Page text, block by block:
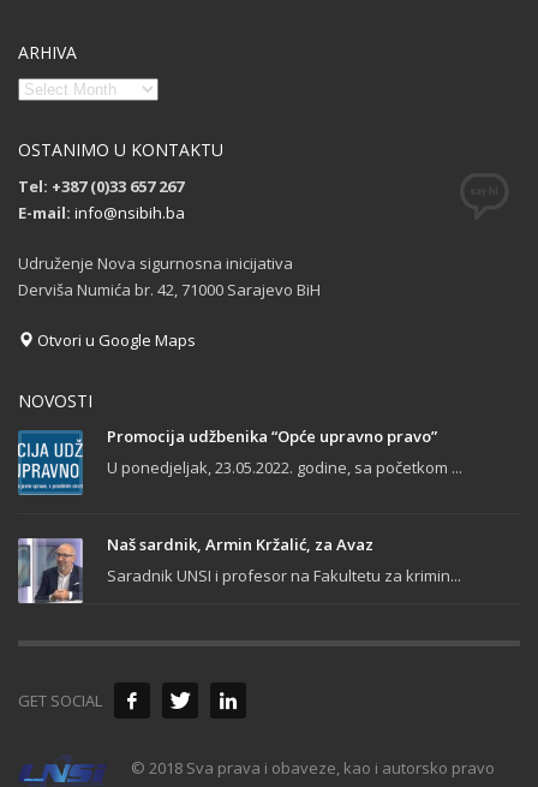
ARHIVA
OSTANIMO U KONTAKTU
Tel: +387 (0)33 657 267
E-mail: info@nsibih.ba
Udruženje Nova sigurnosna inicijativa
Derviša Numića br. 42, 71000 Sarajevo BiH
Otvori u Google Maps
NOVOSTI
Promocija udžbenika “Opće upravno pravo”
U ponedjeljak, 23.05.2022. godine, sa početkom ...
Naš sardnik, Armin Kržalić, za Avaz
Saradnik UNSI i profesor na Fakultetu za krimin...
GET SOCIAL
© 2018 Sva prava i obaveze, kao i autorsko pravo